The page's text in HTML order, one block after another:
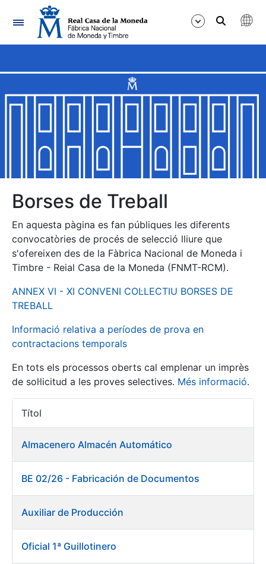
Navegació
Mostra/Amaga
Mostra/Amaga
Mostra/Amaga
Mostra/Amaga
Mostra/Amaga
Mostra/Amaga
Borses de Treball
En aquesta pàgina es fan públiques les diferents
convocatòries de procés de selecció lliure que
s'ofereixen des de la Fàbrica Nacional de Moneda i
Timbre - Reial Casa de la Moneda (FNMT-RCM).
ANNEX VI - XI CONVENI COL·LECTIU BORSES DE
TREBALL
Informació relativa a períodes de prova en
contractacions temporals
En tots els processos oberts cal emplenar un imprès
de sol·licitud a les proves selectives. Més informació.
Títol
Accions
Almacenero Almacén Automático
BE 02/26 - Fabricación de Documentos
Auxiliar de Producción
Oficial 1ª Guillotinero